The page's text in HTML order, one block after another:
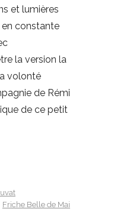
et lumières
en constante
la version la
volonté
de Rémi
de ce petit
Friche Belle de Mai